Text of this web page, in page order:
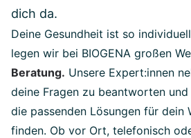
dich da.
Deine Gesundheit ist so
legen wir bei BIOGENA großen
Beratung. Unsere Expert:innen
deine Fragen zu beantworten
die passenden Lösungen für dein
finden. Ob vor Ort, telefonisch